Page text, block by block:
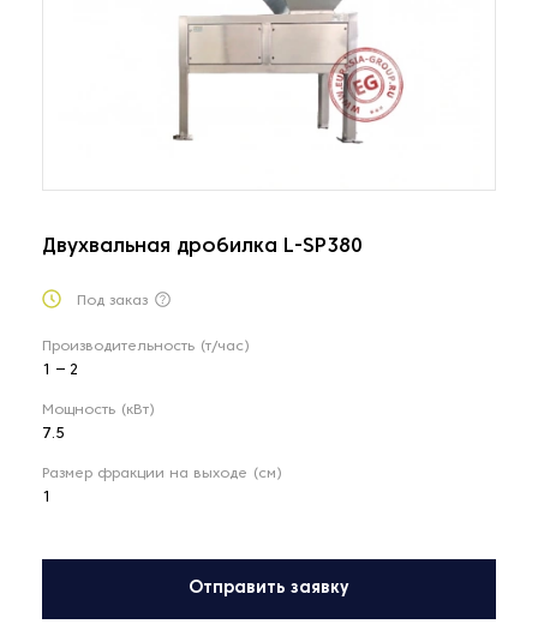
Двухвальная дробилка L-SP380
Под заказ
Производительность (т/час)
1 – 2
Мощность (кВт)
7.5
Размер фракции на выходе (см)
Отправить заявку